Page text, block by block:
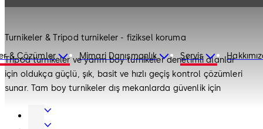
& Çözümler Mimari Danışmanlık Servis
Turnikeler & Tripod turnikeler - fiziksel koruma
Tripod turnikeler ve yarım boy turnikeler denetimli alanlar
için oldukça güçlü, şık, basit ve hızlı geçiş kontrol çözümleri
sunar. Tam boy turnikeler dış mekanlarda güvenlik için
yığılmalara karşı üst düzey koruma sunar. Bu sayede,
Kapı
Donanımları
Cam